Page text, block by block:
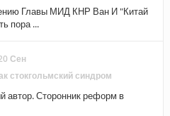
Главы МИД КНР Ван И "Китай
пора ...
Сен
стокгольмский синдром
автор. Сторонник реформ в